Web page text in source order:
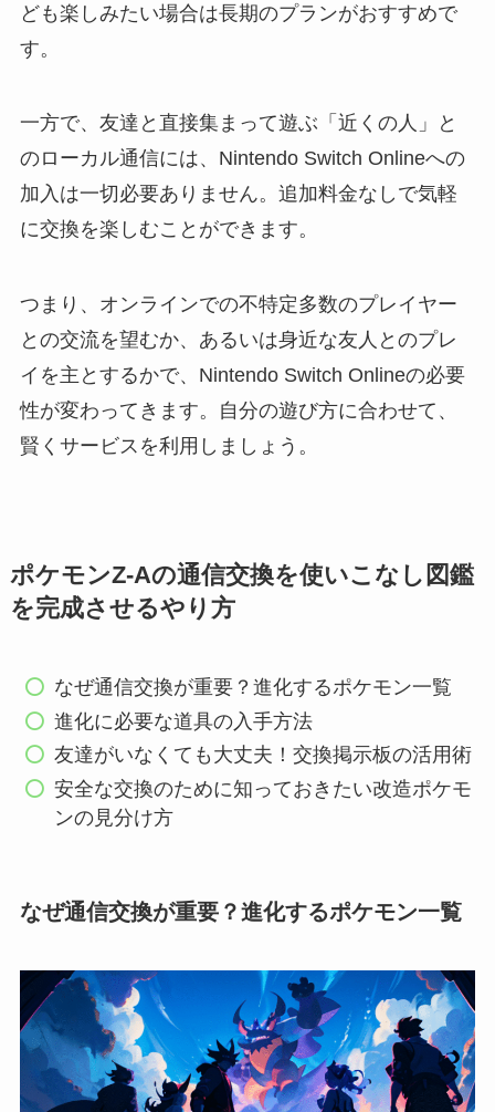
ども楽しみたい場合は長期のプランがおすすめで
す。
一方で、友達と直接集まって遊ぶ「近くの人」と
のローカル通信には、Nintendo Switch Onlineへの
加入は一切必要ありません。追加料金なしで気軽
に交換を楽しむことができます。
つまり、オンラインでの不特定多数のプレイヤー
との交流を望むか、あるいは身近な友人とのプレ
イを主とするかで、Nintendo Switch Onlineの必要
性が変わってきます。自分の遊び方に合わせて、
賢くサービスを利用しましょう。
ポケモンZ-Aの通信交換を使いこなし図鑑
を完成させるやり方
なぜ通信交換が重要？進化するポケモン一覧
進化に必要な道具の入手方法
友達がいなくても大丈夫！交換掲示板の活用術
安全な交換のために知っておきたい改造ポケモ
ンの見分け方
なぜ通信交換が重要？進化するポケモン一覧